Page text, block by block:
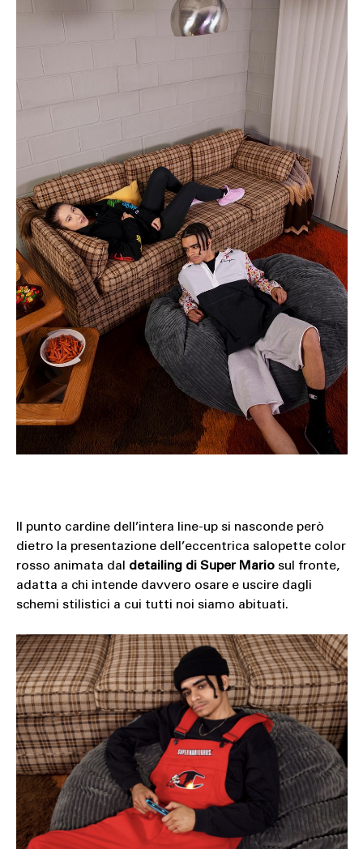
Il punto cardine dell’intera line-up si nasconde però
dietro la presentazione dell’eccentrica salopette color
rosso animata dal detailing di Super Mariosul fronte,
adatta a chi intende davvero osare e uscire dagli
schemi stilistici a cui tutti noi siamo abituati.